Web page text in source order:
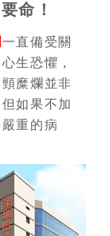
命！
一直備受關
生恐懼，
糜爛並非
如果不加
重的病